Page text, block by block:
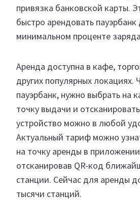
привязка банковской карты.
быстро арендовать
минимальном проценте
Аренда доступна в кафе,
других популярных локациях.
пауэрбанк, нужно выбрать на
точку выдачи и
устройство можно в любой
Актуальный тариф можно
на точку аренды в
отсканировав QR-код
станции. Сейчас для аренды
тысячи станций.